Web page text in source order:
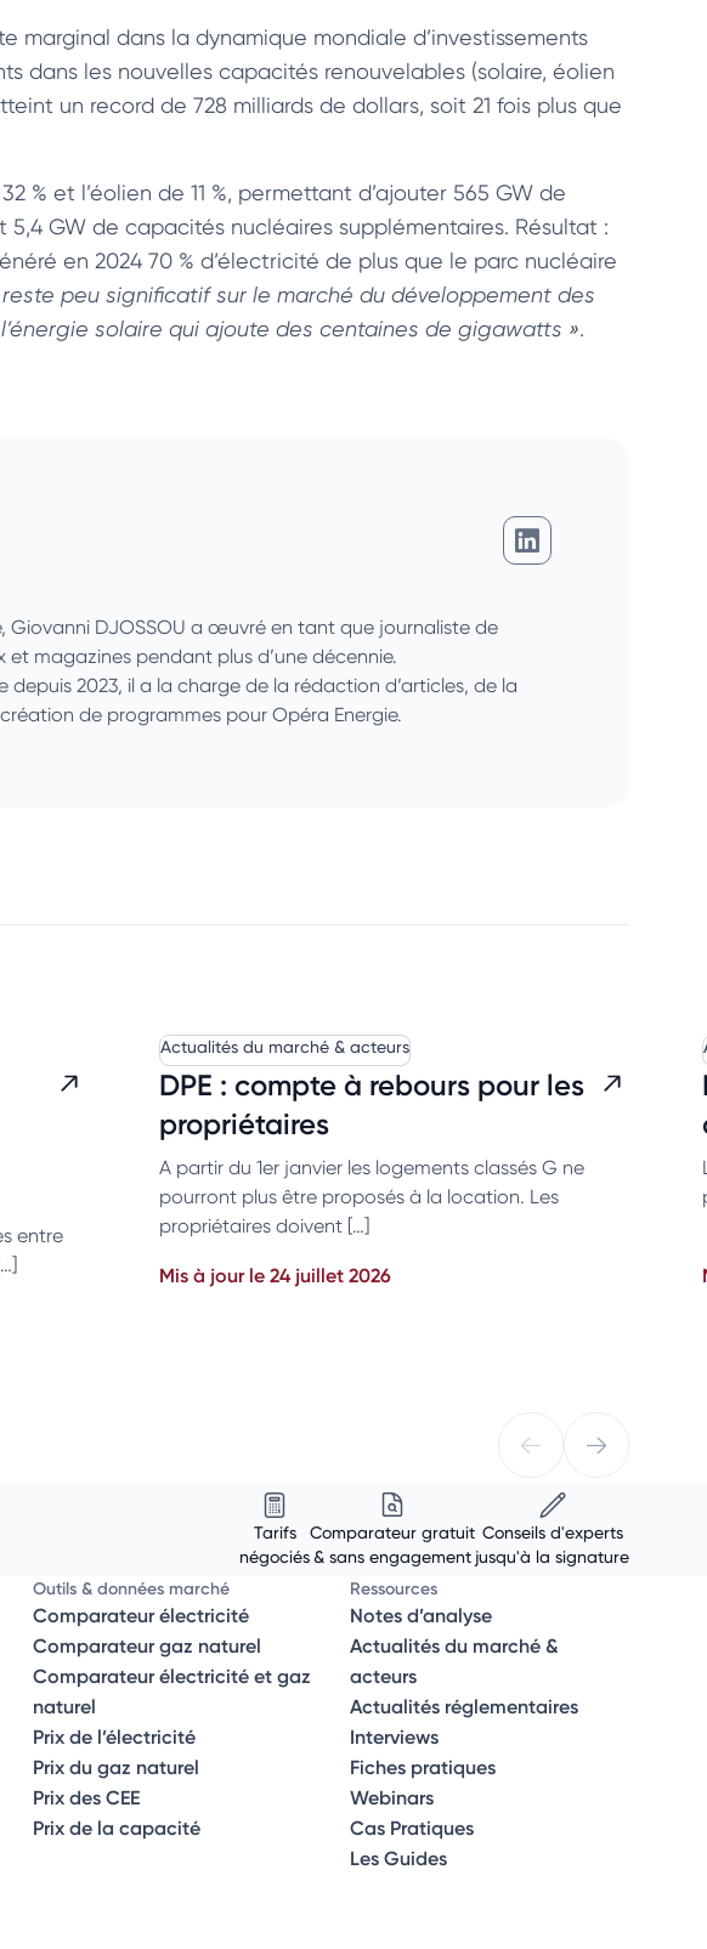
marginal dans la dynamique mondiale d’investissements
dans les nouvelles capacités renouvelables (solaire, éolien
un record de 728 milliards de dollars, soit 21 fois plus que
% et l’éolien de 11 %, permettant d’ajouter 565 GW de
GW de capacités nucléaires supplémentaires. Résultat :
en 2024 70 % d’électricité de plus que le parc nucléaire
peu significatif sur le marché du développement des
solaire qui ajoute des centaines de gigawatts ».
Giovanni
Giovanni DJOSSOU a œuvré en tant que journaliste de
magazines pendant plus d’une décennie.
depuis 2023, il a la charge de la rédaction d’articles, de la
de programmes pour Opéra Energie.
entre
Actualités du marché & acteurs
DPE : compte à rebours pour les
propriétaires
A partir du 1er janvier les logements classés G ne
pourront plus être proposés à la location. Les
propriétaires doivent […]
Mis à jour le 24 juillet 2026
Tarifs
négociés
Comparateur gratuit
& sans engagement
Conseils d'experts
jusqu'à la signature
Outils & données marché
Comparateur électricité
Comparateur gaz naturel
Comparateur électricité et gaz
naturel
Prix de l’électricité
Prix du gaz naturel
Prix des CEE
Prix de la capacité
Ressources
Notes d’analyse
Actualités du marché &
acteurs
Actualités réglementaires
Interviews
Fiches pratiques
Webinars
Cas Pratiques
Les Guides